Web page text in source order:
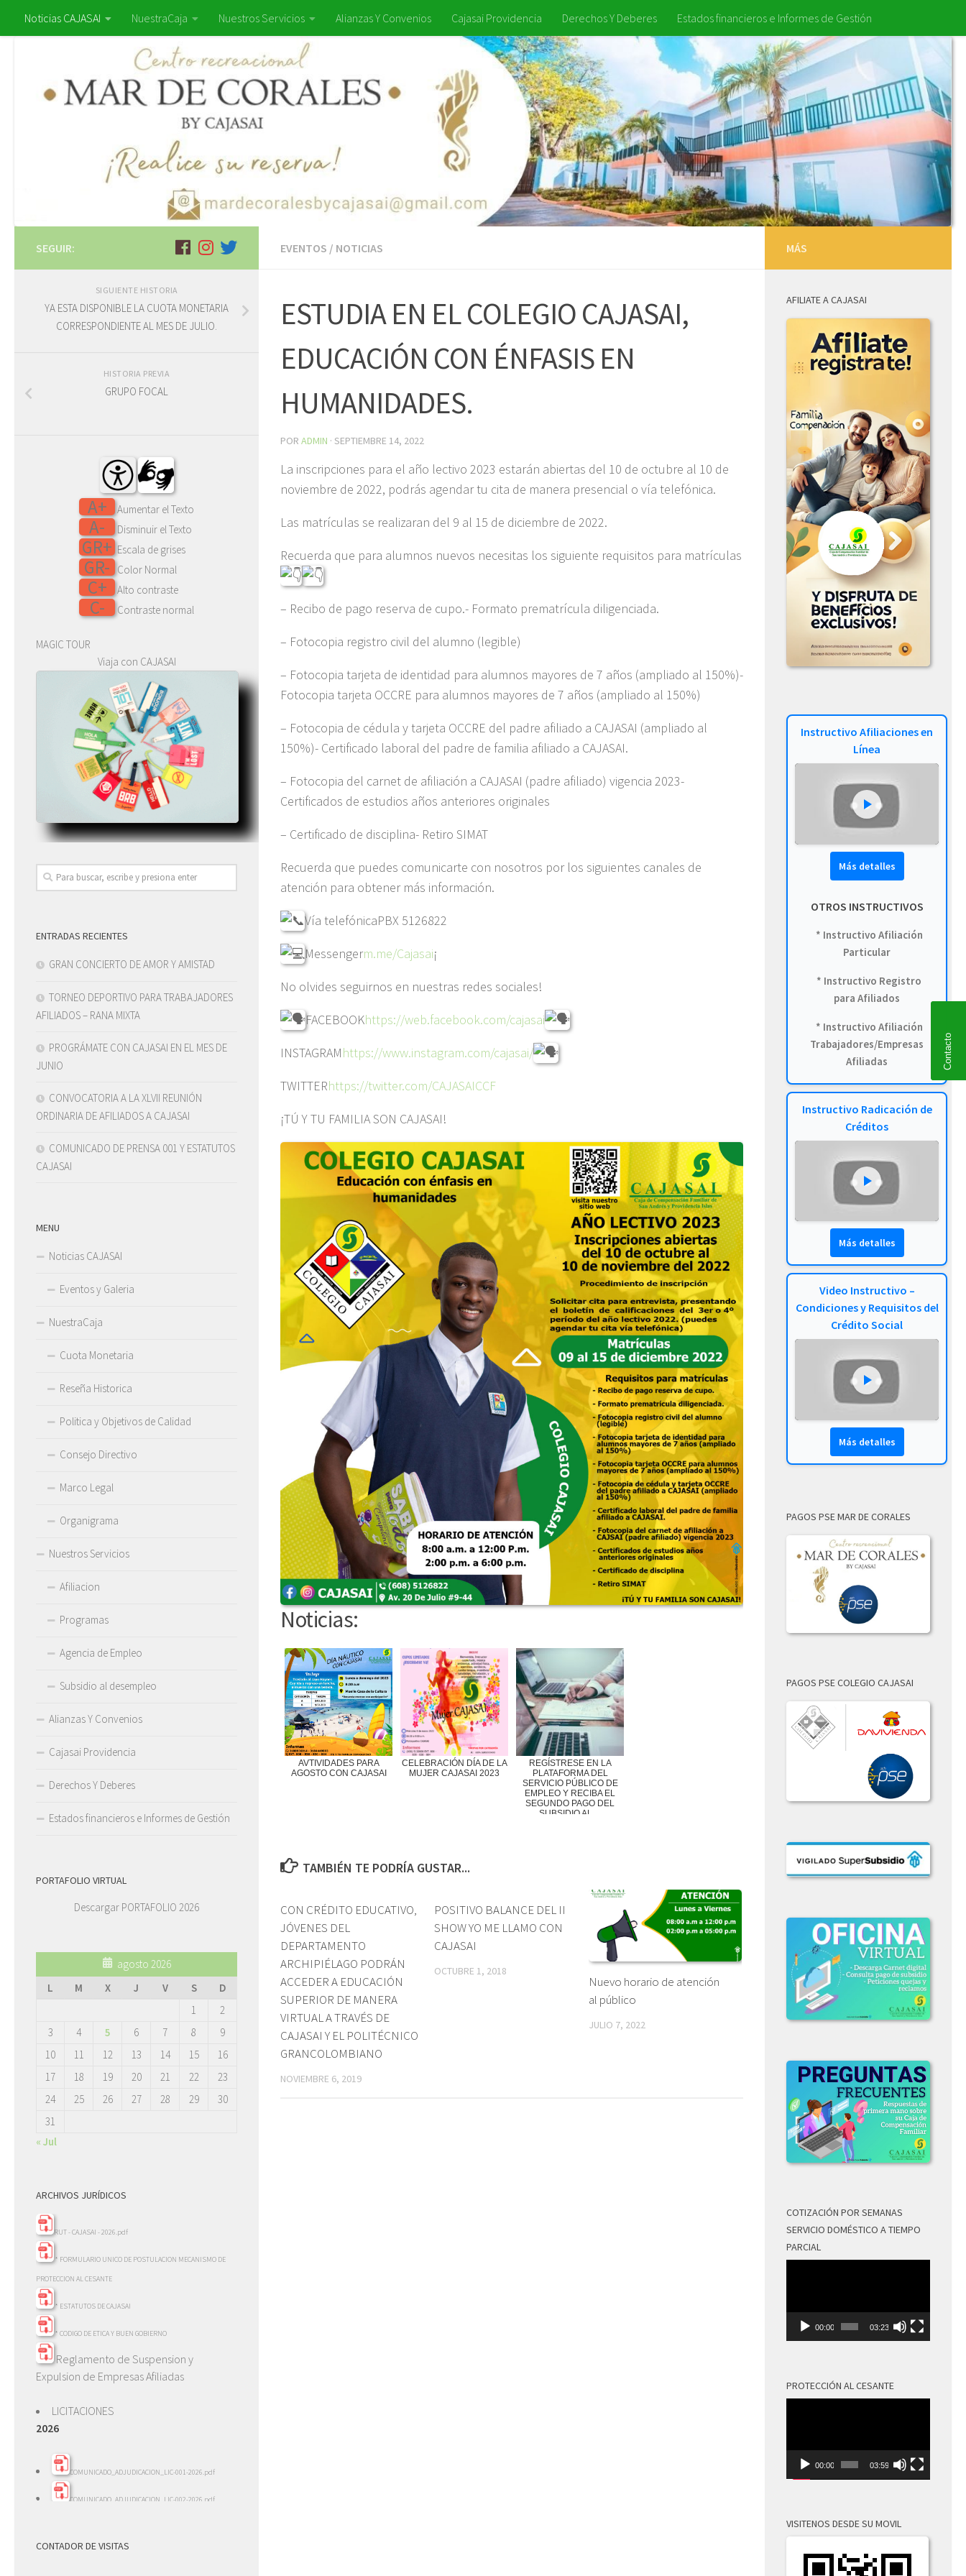
Noticias CAJASAI NuestraCaja Nuestros Servicios Alianzas Y Convenios Cajasai Providencia Derechos Y Deberes Estados financieros e Informes de Gestión
EVENTOS / NOTICIAS
ESTUDIA EN EL COLEGIO CAJASAI,
EDUCACIÓN CON ÉNFASIS EN
HUMANIDADES.
POR ADMIN · SEPTIEMBRE 14, 2022
La inscripciones para el año lectivo 2023 estarán abiertas del 10 de octubre al 10 de
noviembre de 2022, podrás agendar tu cita de manera presencial o vía telefónica.
Las matrículas se realizaran del 9 al 15 de diciembre de 2022.
Recuerda que para alumnos nuevos necesitas los siguiente requisitos para matrículas
– Recibo de pago reserva de cupo.- Formato prematrícula diligenciada.
– Fotocopia registro civil del alumno (legible)
– Fotocopia tarjeta de identidad para alumnos mayores de 7 años (ampliado al 150%)-
Fotocopia tarjeta OCCRE para alumnos mayores de 7 años (ampliado al 150%)
– Fotocopia de cédula y tarjeta OCCRE del padre afiliado a CAJASAI (ampliado al
150%)- Certificado laboral del padre de familia afiliado a CAJASAI.
– Fotocopia del carnet de afiliación a CAJASAI (padre afiliado) vigencia 2023-
Certificados de estudios años anteriores originales
– Certificado de disciplina- Retiro SIMAT
Recuerda que puedes comunicarte con nosotros por los siguientes canales de
atención para obtener más información.
Vía telefónicaPBX 5126822
Messengerm.me/Cajasai¡
No olvides seguirnos en nuestras redes sociales!
FACEBOOKhttps://web.facebook.com/cajasai
INSTAGRAMhttps://www.instagram.com/cajasai/
TWITTERhttps://twitter.com/CAJASAICCF
¡TÚ Y TU FAMILIA SON CAJASAI!
Noticias:
AVTIVIDADES PARA
AGOSTO CON CAJASAI
CELEBRACIÓN DÍA DE LA
MUJER CAJASAI 2023
REGÍSTRESE EN LA
PLATAFORMA DEL
SERVICIO PÚBLICO DE
EMPLEO Y RECIBA EL
SEGUNDO PAGO DEL
SUBSIDIO AL ...
TAMBIÉN TE PODRÍA GUSTAR...
CON CRÉDITO EDUCATIVO,
JÓVENES DEL
DEPARTAMENTO
ARCHIPIÉLAGO PODRÁN
ACCEDER A EDUCACIÓN
SUPERIOR DE MANERA
VIRTUAL A TRAVÉS DE
CAJASAI Y EL POLITÉCNICO
GRANCOLOMBIANO
NOVIEMBRE 6, 2019
POSITIVO BALANCE DEL II
SHOW YO ME LLAMO CON
CAJASAI
OCTUBRE 1, 2018
Nuevo horario de atención
al público
JULIO 7, 2022
SEGUIR:
SIGUIENTE HISTORIA
YA ESTA DISPONIBLE LA CUOTA MONETARIA
CORRESPONDIENTE AL MES DE JULIO.
HISTORIA PREVIA
GRUPO FOCAL
A+ Aumentar el Texto
A- Disminuir el Texto
GR+ Escala de grises
GR- Color Normal
C+ Alto contraste
C- Contraste normal
MAGIC TOUR
Viaja con CAJASAI
ENTRADAS RECIENTES
GRAN CONCIERTO DE AMOR Y AMISTAD
TORNEO DEPORTIVO PARA TRABAJADORES
AFILIADOS – RANA MIXTA
PROGRÁMATE CON CAJASAI EN EL MES DE
JUNIO
CONVOCATORIA A LA XLVII REUNIÓN
ORDINARIA DE AFILIADOS A CAJASAI
COMUNICADO DE PRENSA 001 Y ESTATUTOS
CAJASAI
MENU
Noticias CAJASAI
Eventos y Galeria
NuestraCaja
Cuota Monetaria
Reseña Historica
Politica y Objetivos de Calidad
Consejo Directivo
Marco Legal
Organigrama
Nuestros Servicios
Afiliacion
Programas
Agencia de Empleo
Subsidio al desempleo
Alianzas Y Convenios
Cajasai Providencia
Derechos Y Deberes
Estados financieros e Informes de Gestión
PORTAFOLIO VIRTUAL
Descargar PORTAFOLIO 2026
agosto 2026
L
M X J V S
D
1
2
3
4 5 6 7 8
9
10
11 12 13 14 15
16
17
18 19 20 21 22
23
24
25 26 27 28 29
30
31
« Jul
ARCHIVOS JURÍDICOS
RUT - CAJASAI - 2026.pdf
* FORMULARIO UNICO DE POSTULACION MECANISMO DE
PROTECCION AL CESANTE
* ESTATUTOS DE CAJASAI
* CODIGO DE ETICA Y BUEN GOBIERNO
Reglamento de Suspension y
Expulsion de Empresas Afiliadas
LICITACIONES
2026
COMUNICADO_ADJUDICACION_LIC-001-2026.pdf
COMUNICADO_ADJUDICACION_LIC-002-2026.pdf
CONTADOR DE VISITAS
MÁS
AFILIATE A CAJASAI
Instructivo Afiliaciones en
Línea
Más detalles
OTROS INSTRUCTIVOS
* Instructivo Afiliación
Particular
* Instructivo Registro
para Afiliados
* Instructivo Afiliación
Trabajadores/Empresas
Afiliadas
Instructivo Radicación de
Créditos
Más detalles
Video Instructivo –
Condiciones y Requisitos del
Crédito Social
Más detalles
PAGOS PSE MAR DE CORALES
PAGOS PSE COLEGIO CAJASAI
COTIZACIÓN POR SEMANAS
SERVICIO DOMÉSTICO A TIEMPO
PARCIAL
00:00 03:23
PROTECCIÓN AL CESANTE
00:00 03:59
VISITENOS DESDE SU MOVIL
Contacto